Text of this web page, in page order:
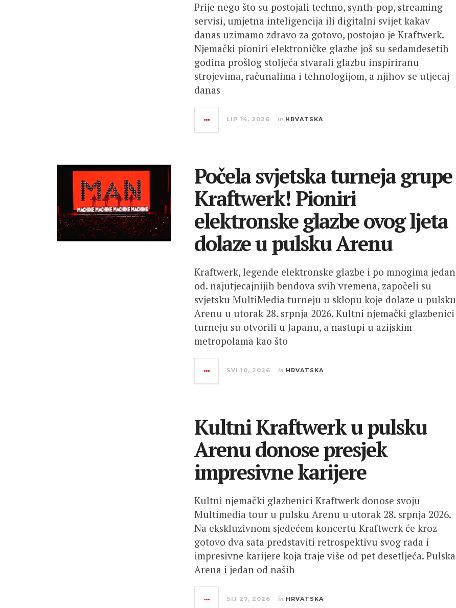
Prije nego što su postojali techno, synth-pop, streaming
servisi, umjetna inteligencija ili digitalni svijet kakav
danas uzimamo zdravo za gotovo, postojao je Kraftwerk.
Njemački pioniri elektroničke glazbe još su sedamdesetih
godina prošlog stoljeća stvarali glazbu inspiriranu
strojevima, računalima i tehnologijom, a njihov se utjecaj
danas
LIP 14, 2026 in HRVATSKA
Počela svjetska turneja grupe
Kraftwerk! Pioniri
elektronske glazbe ovog ljeta
dolaze u pulsku Arenu
Kraftwerk, legende elektronske glazbe i po mnogima jedan
od. najutjecajnijih bendova svih vremena, započeli su
svjetsku MultiMedia turneju u sklopu koje dolaze u pulsku
Arenu u utorak 28. srpnja 2026. Kultni njemački glazbenici
turneju su otvorili u Japanu, a nastupi u azijskim
metropolama kao što
SVI 10, 2026 in HRVATSKA
Kultni Kraftwerk u pulsku
Arenu donose presjek
impresivne karijere
Kultni njemački glazbenici Kraftwerk donose svoju
Multimedia tour u pulsku Arenu u utorak 28. srpnja 2026.
Na ekskluzivnom sjedećem koncertu Kraftwerk će kroz
gotovo dva sata predstaviti retrospektivu svog rada i
impresivne karijere koja traje više od pet desetljeća. Pulska
Arena i jedan od naših
SIJ 27, 2026 in HRVATSKA